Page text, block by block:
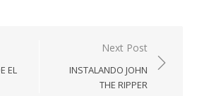
EL
Next Post
INSTALANDO JOHN
THE RIPPER